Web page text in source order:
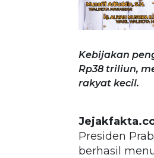
Kebijakan
Rp38 triliun,
rakyat kecil.
Presiden
berhasil